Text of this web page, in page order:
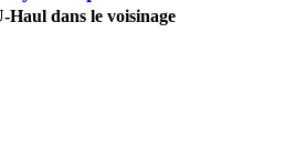
Haul dans le voisinage